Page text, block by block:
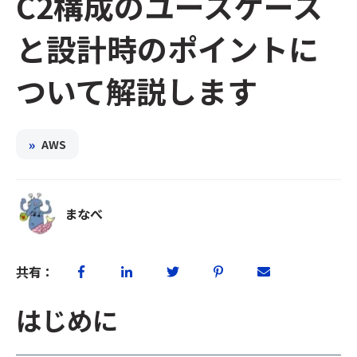
と設計時のポイントに
ついて解説します
» AWS
まなべ
共有：
はじめに